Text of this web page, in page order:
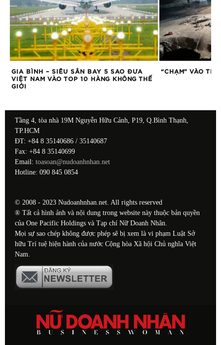
GIA BÌNH – SIÊU SÂN BAY 5 SAO ĐƯA
VIỆT NAM VÀO TOP 10 HÀNG KHÔNG THẾ
GIỚI
“CHẠM” VÀO
Tầng 4, tòa nhà 19M Nguyễn Hữu Cảnh, P19, Q.Bình Thạnh,
TP.HCM
ĐT: +84 8 35140686 / 35140687
Fax: +84 8 35140699
Email: toasoan@nudoanhnhan.net
Hotline: 090 845 0854
© 2008 - 2023 Nudoanhnhan.net. All rights reserved
® Tất cả hình ảnh và nội dung trong website này thuộc bản quyền
của One Pacific Holdings và Tạp chí Nữ Doanh Nhân.
Mọi sự sao chép không được phép sẽ bị xem là vi phạm Luật Sở
hữu Trí tuệ hiện hành của nước Cộng hòa Xã hội Chủ nghĩa Việt
Nam.